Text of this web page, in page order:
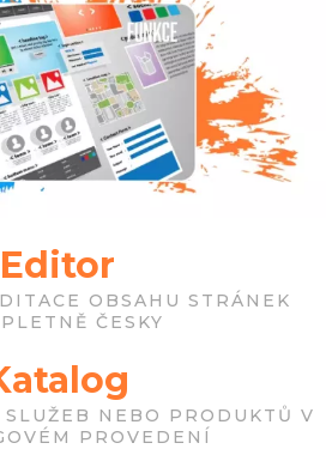
Editor
OBSAHU STRÁNEK
ČESKY
NEBO PRODUKTŮ V
PROVEDENÍ